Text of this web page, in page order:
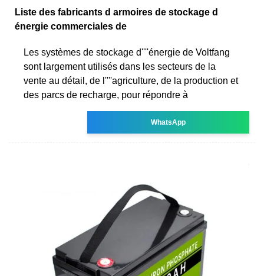
Liste des fabricants d armoires de stockage d
énergie commerciales de
Les systèmes de stockage d''''énergie de Voltfang
sont largement utilisés dans les secteurs de la
vente au détail, de l''''agriculture, de la production et
des parcs de recharge, pour répondre à
WhatsApp